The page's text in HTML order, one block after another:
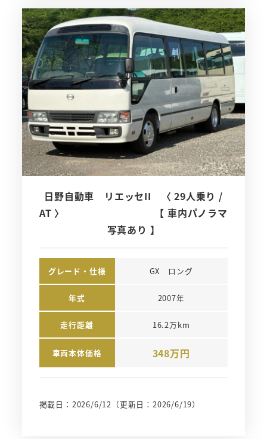
日野自動車 リエッセII 〈 29人乗り /
AT 〉 【 車内パノラマ
写真あり 】
グレード・仕様 GX　ロング
年式 2007年
走行距離 16.2万km
車両本体価格 348万円
掲載日：2026/6/12 （更新日：2026/6/19）